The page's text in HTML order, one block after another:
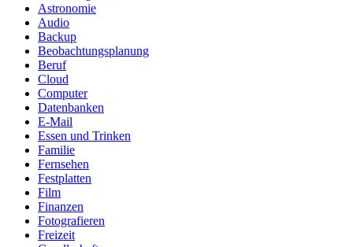
Astronomie
Audio
Backup
Beobachtungsplanung
Beruf
Cloud
Computer
Datenbanken
E-Mail
Essen und Trinken
Familie
Fernsehen
Festplatten
Film
Finanzen
Fotografieren
Freizeit